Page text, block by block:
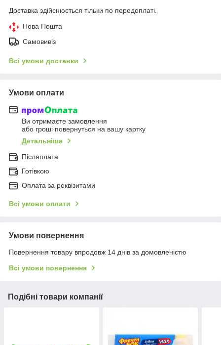
Доставка здійснюється тільки по передоплаті.
Нова Пошта
Самовивіз
Всі умови доставки
Умови оплати
Ви отримаєте замовлення
або гроші повернуться на вашу картку
Детальніше
Післяплата
Готівкою
Оплата за реквізитами
Всі умови оплати
Умови повернення
Повернення товару впродовж 14 днів за домовленістю
Всі умови повернення
Подібні товари компанії